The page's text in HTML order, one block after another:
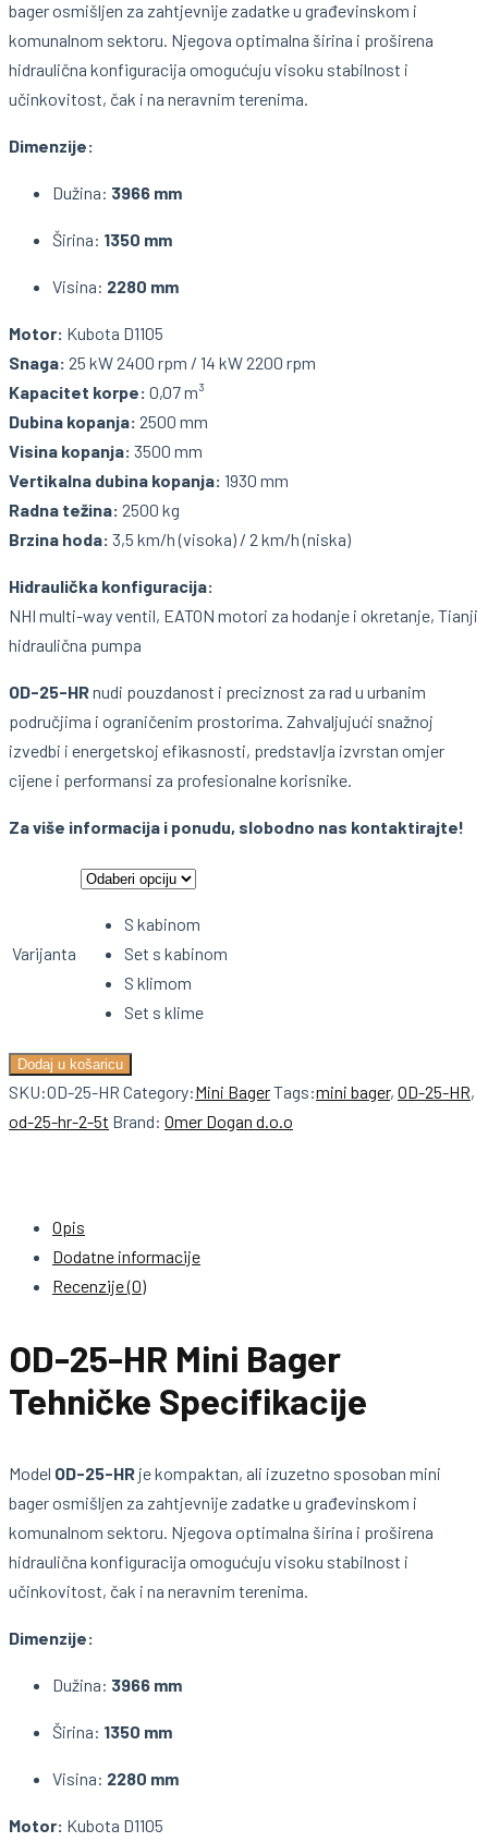
bager osmišljen za zahtjevnije zadatke u građevinskom i
komunalnom sektoru. Njegova optimalna širina i proširena
hidraulična konfiguracija omogućuju visoku stabilnost i
učinkovitost, čak i na neravnim terenima.
Dimenzije:
Dužina: 3966 mm
Širina: 1350 mm
Visina: 2280 mm
Motor: Kubota D1105
Snaga: 25 kW 2400 rpm / 14 kW 2200 rpm
Kapacitet korpe: 0,07 m³
Dubina kopanja: 2500 mm
Visina kopanja: 3500 mm
Vertikalna dubina kopanja: 1930 mm
Radna težina: 2500 kg
Brzina hoda: 3,5 km/h (visoka) / 2 km/h (niska)
Hidraulička konfiguracija:
NHI multi-way ventil, EATON motori za hodanje i okretanje, Tianji
hidraulična pumpa
OD-25-HRnudi pouzdanost i preciznost za rad u urbanim
područjima i ograničenim prostorima. Zahvaljujući snažnoj
izvedbi i energetskoj efikasnosti, predstavlja izvrstan omjer
cijene i performansi za profesionalne korisnike.
Za više informacija i ponudu, slobodno nas kontaktirajte!
Varijanta
S kabinom
Set s kabinom
S klimom
Set s klime
OD-
25-
HR
Dodaj u košaricu
SKU:OD-25-HR Category:Mini BagerTags:mini bager, OD-25-HR,
od-25-hr-2-5t Brand: Omer Dogan d.o.o
Opis
Dodatne informacije
Recenzije (0)
OD-25-HR Mini Bager
Tehničke Specifikacije
Model OD-25-HR je kompaktan, ali izuzetno sposoban mini
bager osmišljen za zahtjevnije zadatke u građevinskom i
komunalnom sektoru. Njegova optimalna širina i proširena
hidraulična konfiguracija omogućuju visoku stabilnost i
učinkovitost, čak i na neravnim terenima.
Dimenzije:
Dužina: 3966 mm
Širina: 1350 mm
Visina: 2280 mm
Motor: Kubota D1105